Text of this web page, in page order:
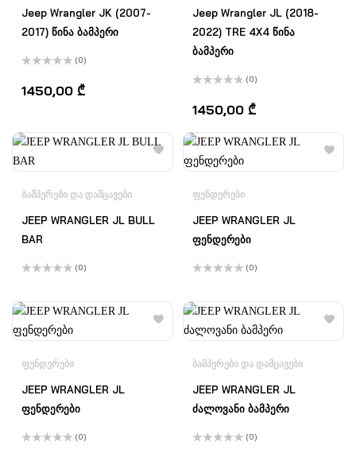
Jeep Wrangler JK (2007-
2017) წინა ბამპერი
0
5-
(0)
1450,00 ₾
Jeep Wrangler JL (2018-
2022) TRE 4X4 წინა
ბამპერი
0
5-
(0)
1450,00 ₾
ᲑᲐᲛᲞᲔᲠᲔᲑᲘ ᲓᲐ ᲓᲐᲛᲪᲐᲕᲔᲑᲘ
JEEP WRANGLER JL BULL
BAR
5-
დან
(0)
ᲤᲔᲜᲓᲔᲠᲔᲑᲘ
JEEP WRANGLER JL
ფენდერები
5-
დან
(0)
ᲤᲔᲜᲓᲔᲠᲔᲑᲘ
JEEP WRANGLER JL
ფენდერები
(0)
ᲑᲐᲛᲞᲔᲠᲔᲑᲘ ᲓᲐ ᲓᲐᲛᲪᲐᲕᲔᲑᲘ
JEEP WRANGLER JL
ძალოვანი ბამპერი
(0)